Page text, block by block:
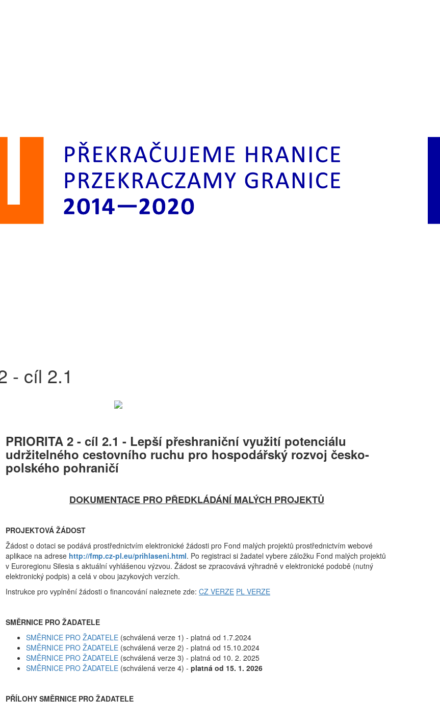
- cíl 2.1
PRIORITA 2 - cíl 2.1 - Lepší přeshraniční využití potenciálu
udržitelného cestovního ruchu pro hospodářský rozvoj česko-
polského pohraničí
DOKUMENTACE PRO PŘEDKLÁDÁNÍ MALÝCH PROJEKTŮ
PROJEKTOVÁ ŽÁDOST
Žádost o dotaci se podává prostřednictvím elektronické žádosti pro Fond malých projektů prostřednictvím webové
aplikace na adrese http://fmp.cz-pl.eu/prihlaseni.html. Po registraci si žadatel vybere záložku Fond malých projektů
v Euroregionu Silesia s aktuální vyhlášenou výzvou. Žádost se zpracovává výhradně v elektronické podobě (nutný
elektronický podpis) a celá v obou jazykových verzích.
Instrukce pro vyplnění žádosti o financování naleznete zde: CZ VERZE PL VERZE
SMĚRNICE PRO ŽADATELE
SMĚRNICE PRO ŽADATELE (schválená verze 1) - platná od 1.7.2024
SMĚRNICE PRO ŽADATELE (schválená verze 2) - platná od 15.10.2024
SMĚRNICE PRO ŽADATELE (schválená verze 3) - platná od 10. 2. 2025
SMĚRNICE PRO ŽADATELE (schválená verze 4) - platná od 15. 1. 2026
PŘÍLOHY SMĚRNICE PRO ŽADATELE